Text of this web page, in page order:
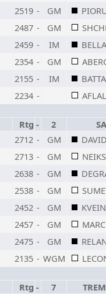
2519 - GM
2487 - GM
2459 - IM
2354 - GM
2155 - IM
2234 -
Rtg - 2
2712 - GM
2713 - GM
2638 - GM
2538 - GM
2452 - GM
2457 - GM
2475 - GM
2135 - WGM
Rtg - 7